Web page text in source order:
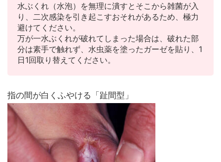
水ぶくれ（水泡）を無理に潰すとそこから雑菌が入
り、二次感染を引き起こすおそれがあるため、極力
避けてください。
万が一水ぶくれが破れてしまった場合は、破れた部
分は素手で触れず、水虫薬を塗ったガーゼを貼り、1
日1回取り替えてください。
指の間が白くふやける「趾間型」